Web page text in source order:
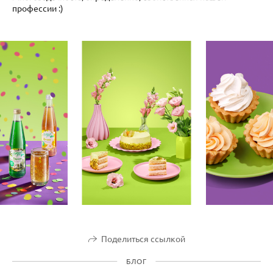
профессии :)
Поделиться ссылкой
БЛОГ